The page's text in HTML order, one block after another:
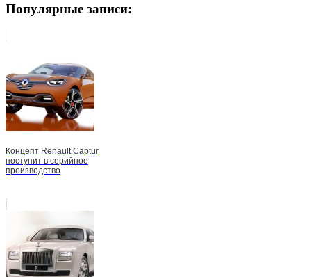
Популярные записи:
Концепт Renault Captur
поступит в серийное
производство